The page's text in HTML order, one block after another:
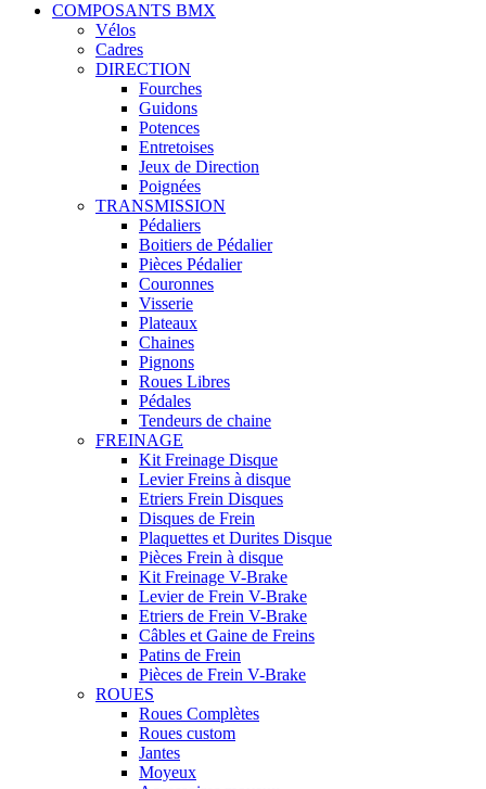
COMPOSANTS BMX
Vélos
Cadres
DIRECTION
Fourches
Guidons
Potences
Entretoises
Jeux de Direction
Poignées
TRANSMISSION
Pédaliers
Boitiers de Pédalier
Pièces Pédalier
Couronnes
Visserie
Plateaux
Chaines
Pignons
Roues Libres
Pédales
Tendeurs de chaine
FREINAGE
Kit Freinage Disque
Levier Freins à disque
Etriers Frein Disques
Disques de Frein
Plaquettes et Durites Disque
Pièces Frein à disque
Kit Freinage V-Brake
Levier de Frein V-Brake
Etriers de Frein V-Brake
Câbles et Gaine de Freins
Patins de Frein
Pièces de Frein V-Brake
ROUES
Roues Complètes
Roues custom
Jantes
Moyeux